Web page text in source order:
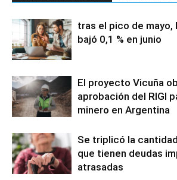
tras el pico de mayo,
bajó 0,1 % en junio
El proyecto Vicuña
aprobación del RIGI
minero en Argentina
Se triplicó la
que tienen deudas
atrasadas